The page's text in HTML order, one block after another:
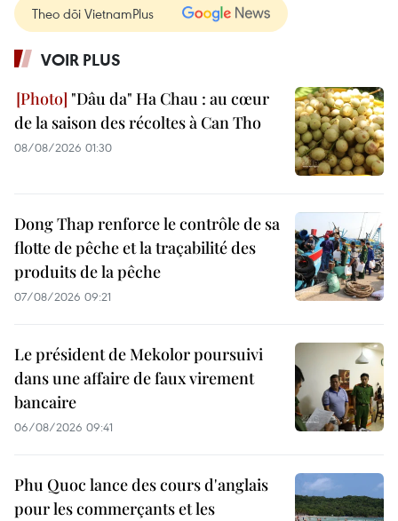
Theo dõi VietnamPlus
VOIR PLUS
"Dâu da" Ha Chau : au cœur
de la saison des récoltes à Can Tho
08/08/2026 01:30
Dong Thap renforce le contrôle de sa
flotte de pêche et la traçabilité des
produits de la pêche
07/08/2026 09:21
Le président de Mekolor poursuivi
dans une affaire de faux virement
bancaire
06/08/2026 09:41
Phu Quoc lance des cours d'anglais
pour les commerçants et les